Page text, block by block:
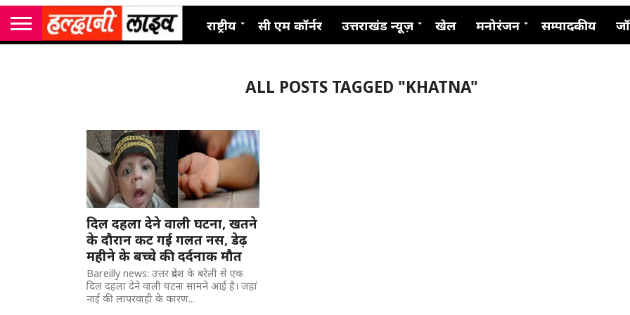
राष्ट्रीय सी एम कॉर्नर उत्तराखंड न्यूज़ खेल मनोरंजन सम्पादकीय
ALL POSTS TAGGED "KHATNA"
दिल दहला देने वाली घटना, खतने
के दौरान कट गई गलत नस, डेढ़
महीने के बच्चे की दर्दनाक मौत
Bareilly news: उत्तर प्रदेश के बरेली से एक
दिल दहला देने वाली घटना सामने आई है। जहां
नाई की लापरवाही के कारण...